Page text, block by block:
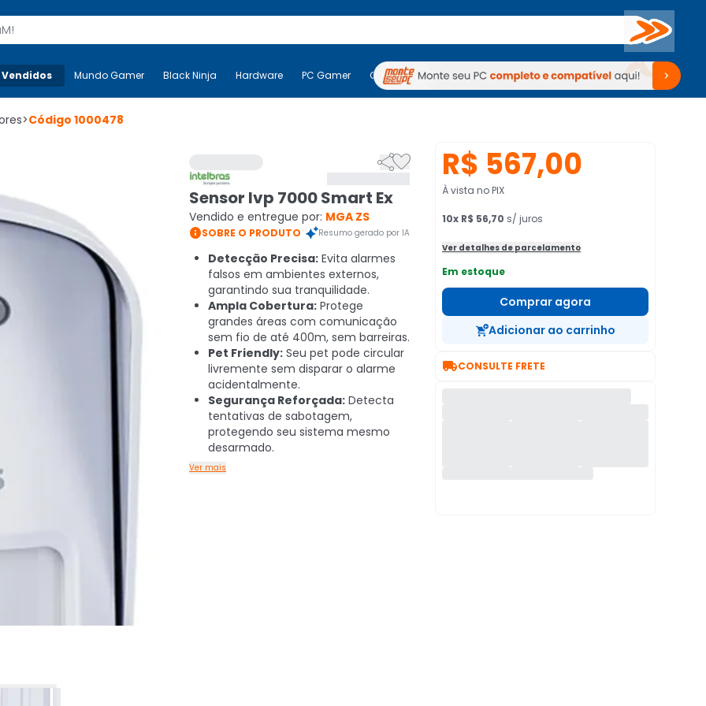
Buscar
Mais-v- Mundo Gamer Black Ninja Hardware PC Gamer Computadores Periféricos TV Venda no KaBuM!
Mundo Gamer Black Ninja Hardware PC Gamer Computadores Periféricos TV Venda no KaBuM!
>Código 1000478

Sensor Ivp 7000 Smart Ex
Vendido e entregue por: MGA ZS
SOBRE O PRODUTO Resumo gerado por IA
Detecção Precisa: Evita alarmes
falsos em ambientes externos,
garantindo sua tranquilidade.
Ampla Cobertura: Protege
grandes áreas com comunicação
sem fio de até 400m, sem barreiras.
Pet Friendly: Seu pet pode circular
livremente sem disparar o alarme
acidentalmente.
Segurança Reforçada: Detecta
tentativas de sabotagem,
protegendo seu sistema mesmo
desarmado.
Ver mais
R$ 567,00
À vista no PIX
10x R$ 56,70 s/ juros
Ver detalhes de parcelamento
Em estoque
Comprar agora
Adicionar ao carrinho
CONSULTE FRETE